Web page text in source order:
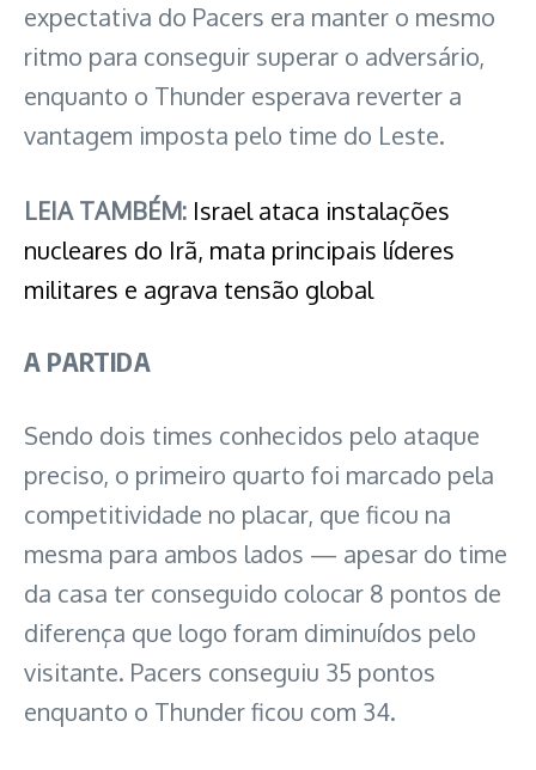
expectativa do Pacers era manter o mesmo
ritmo para conseguir superar o adversário,
enquanto o Thunder esperava reverter a
vantagem imposta pelo time do Leste.
LEIA TAMBÉM: Israel ataca instalações
nucleares do Irã, mata principais líderes
militares e agrava tensão global
A PARTIDA
Sendo dois times conhecidos pelo ataque
preciso, o primeiro quarto foi marcado pela
competitividade no placar, que ficou na
mesma para ambos lados — apesar do time
da casa ter conseguido colocar 8 pontos de
diferença que logo foram diminuídos pelo
visitante. Pacers conseguiu 35 pontos
enquanto o Thunder ficou com 34.